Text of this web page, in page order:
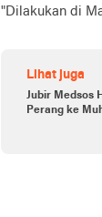
"Dilakukan di
Lihat juga
Jubir Medsos
Perang ke